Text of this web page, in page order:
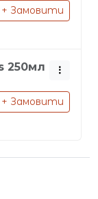
+ Замовити
250мл
+ Замовити